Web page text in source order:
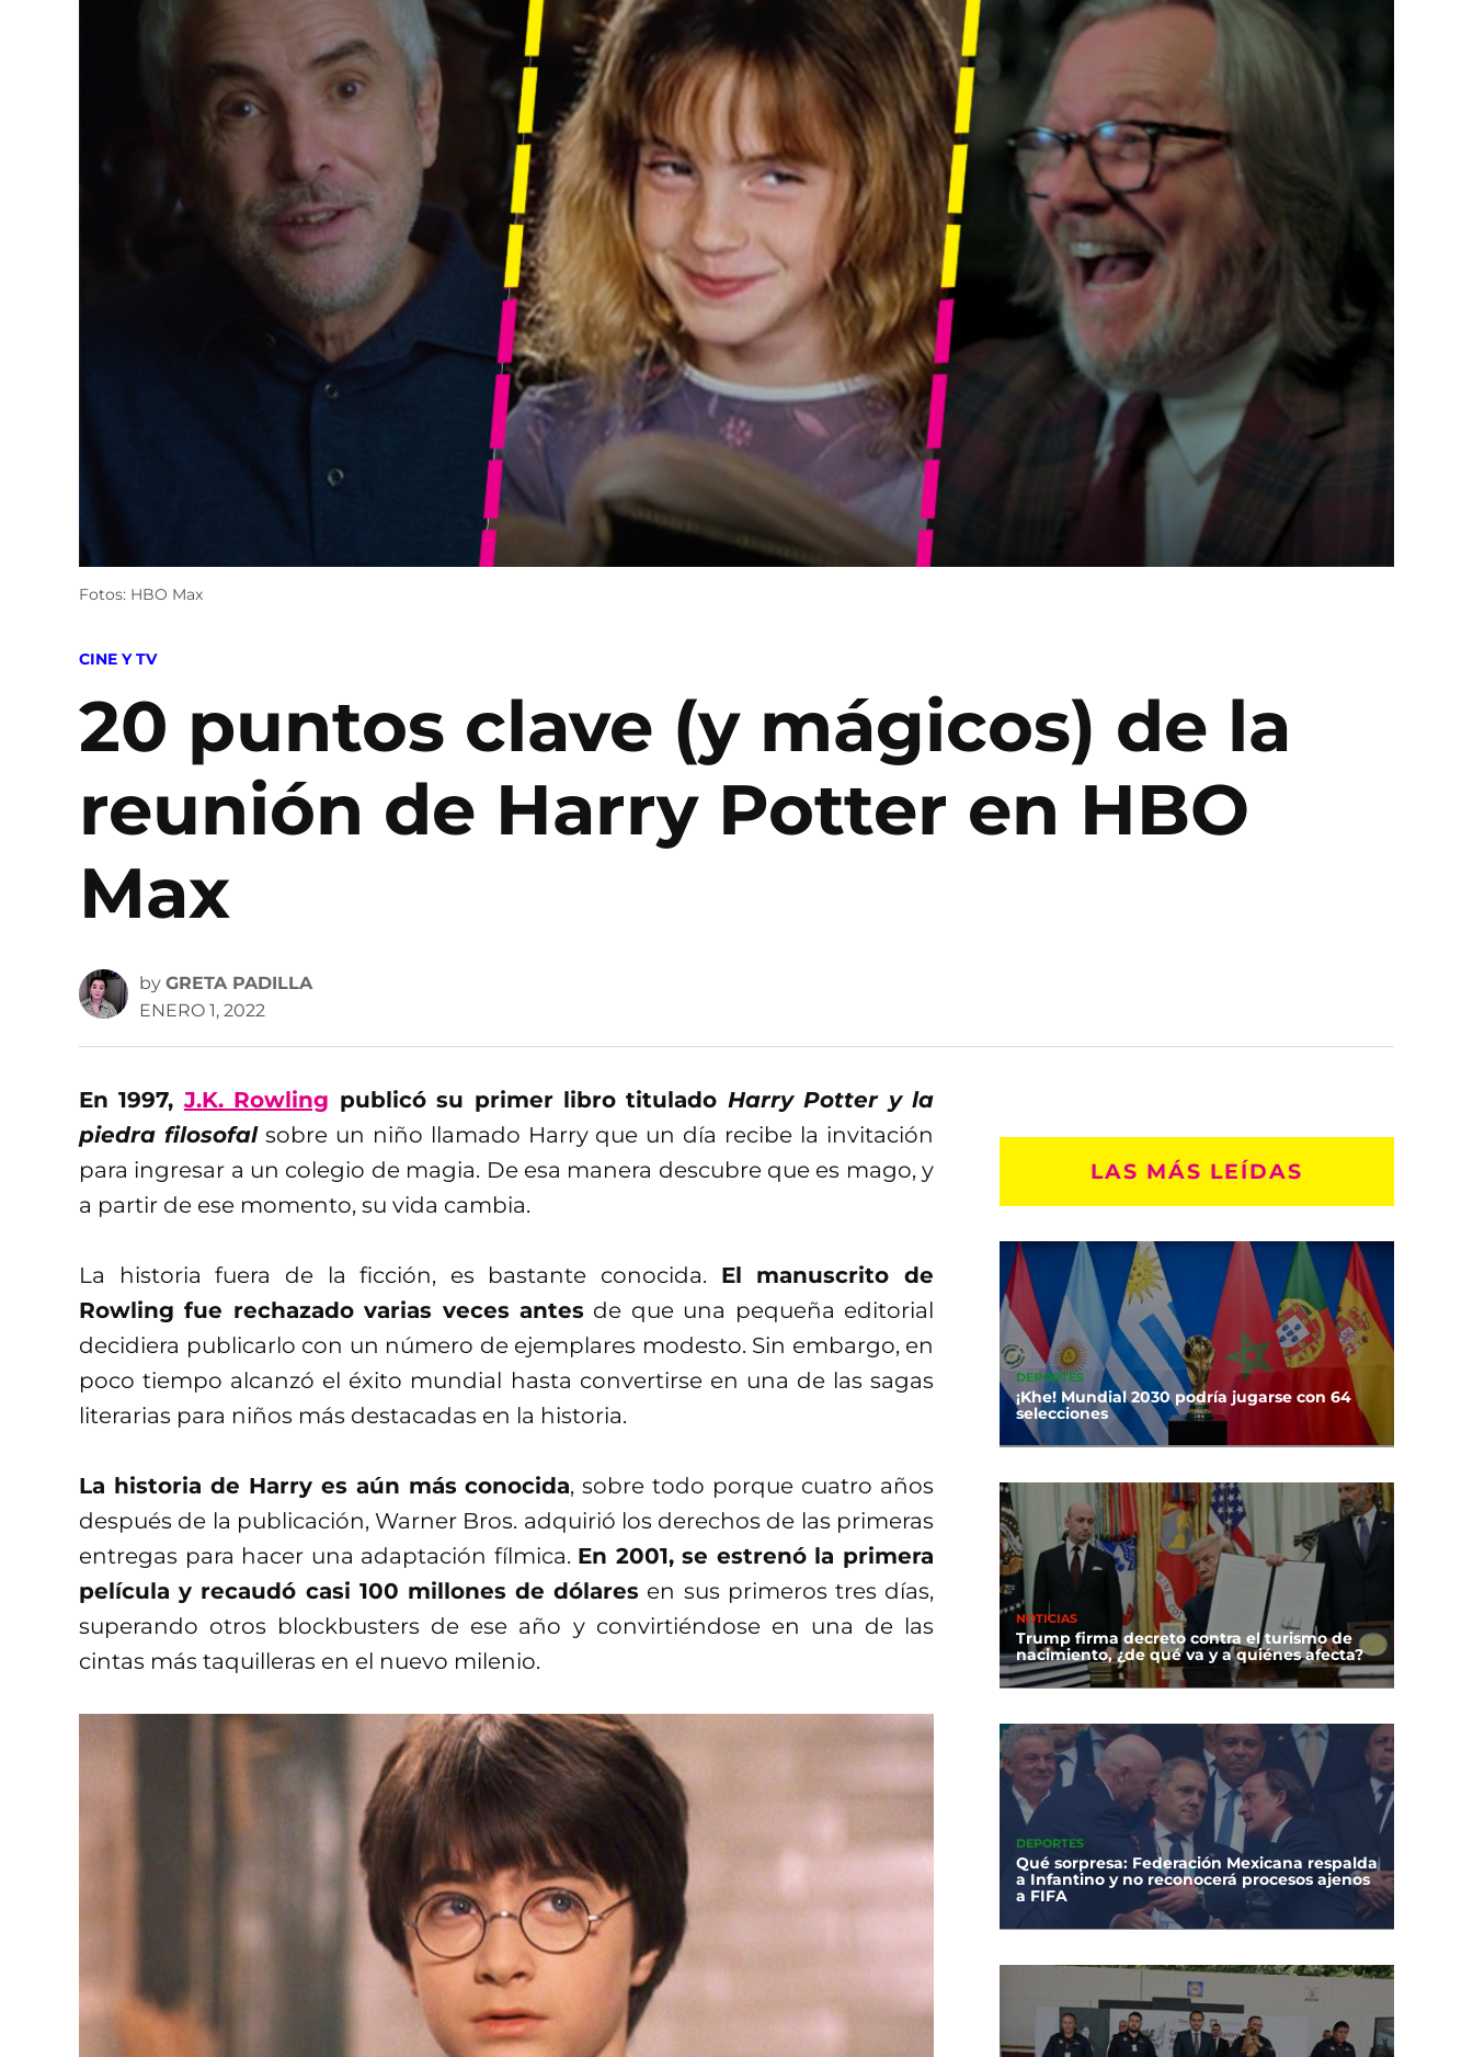
Fotos: HBO Max
POSTED
CINE Y TV
20 puntos clave (y mágicos) de la
reunión de Harry Potter en HBO
Max
by GRETA PADILLA
ENERO 1, 2022
En 1997,J.K. Rowling publicó su primer libro titulado Harry Potter y la
piedra filosofalsobre un niño llamado Harry que un día recibe la invitación
para ingresar a un colegio de magia. De esa manera descubre que es mago, y
a partir de ese momento, su vida cambia.
La historia fuera de la ficción, es bastante conocida. El manuscrito de
Rowling fue rechazado varias veces antes de que una pequeña editorial
decidiera publicarlo con un número de ejemplares modesto. Sin embargo, en
poco tiempo alcanzó el éxito mundial hasta convertirse en una de las sagas
literarias para niños más destacadas en la historia.
La historia de Harry es aún más conocida, sobre todo porque cuatro años
después de la publicación, Warner Bros. adquirió los derechos de las primeras
entregas para hacer una adaptación fílmica. En 2001, se estrenó la primera
película y recaudó casi 100 millones de dólares en sus primeros tres días,
superando otros blockbusters de ese año y convirtiéndose en una de las
cintas más taquilleras en el nuevo milenio.
LAS MÁS LEÍDAS
DEPORTES
¡Khe! Mundial 2030 podría jugarse con 64
selecciones
NOTICIAS
Trump firma decreto contra el turismo de
nacimiento, ¿de qué va y a quiénes afecta?
DEPORTES
Qué sorpresa: Federación Mexicana respalda
a Infantino y no reconocerá procesos ajenos
a FIFA